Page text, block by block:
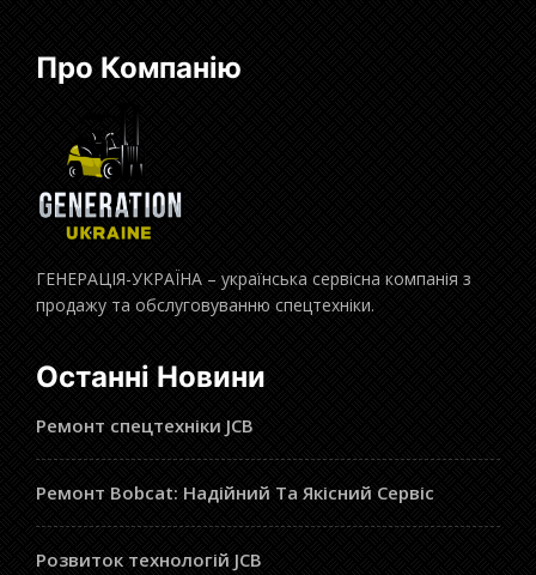
Про Компанію
ГЕНЕРАЦІЯ-УКРАЇНА – українська сервісна компанія з
продажу та обслуговуванню спецтехніки.
Останні Новини
Ремонт спецтехніки JCB
Ремонт Bobcat: Надійний Та Якісний Сервіс
Розвиток технологій JCB